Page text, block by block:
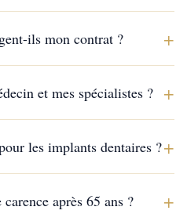
ils mon contrat ? +
et mes spécialistes ? +
les implants dentaires ?+
après 65 ans ? +